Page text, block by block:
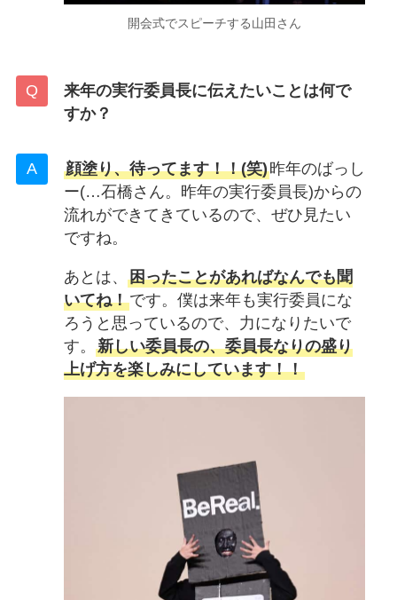
開会式でスピーチする山田さん
来年の実行委員長に伝えたいことは何で
すか？
顔塗り、待ってます！！(笑)昨年のばっし
ー(…石橋さん。昨年の実行委員長)からの
流れができてきているので、ぜひ見たい
ですね。
あとは、 困ったことがあればなんでも聞
いてね！です。僕は来年も実行委員にな
ろうと思っているので、力になりたいで
す。 新しい委員長の、委員長なりの盛り
上げ方を楽しみにしています！！